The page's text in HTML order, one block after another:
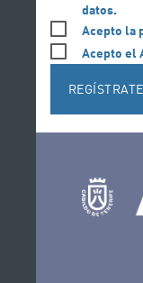
datos.
Acepto la
Acepto el
REGÍSTRATE